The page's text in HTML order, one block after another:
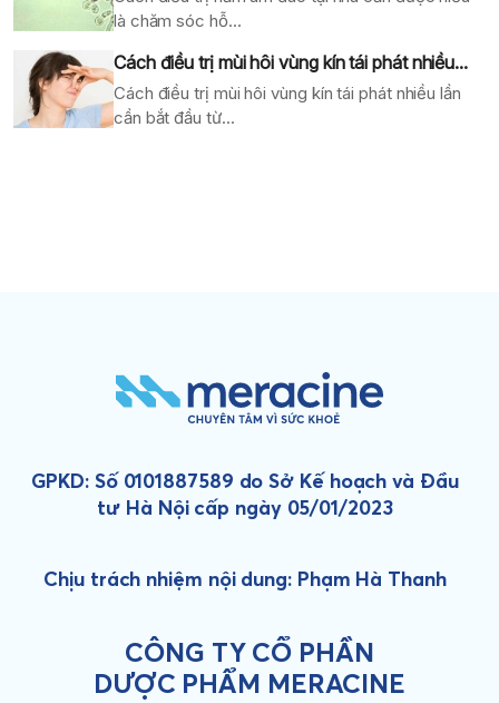
là chăm sóc hỗ...
Cách điều trị mùi hôi vùng kín tái phát nhiều...
Cách điều trị mùi hôi vùng kín tái phát nhiều lần
cần bắt đầu từ...
GPKD: Số 0101887589 do Sở Kế hoạch và Đầu
tư Hà Nội cấp ngày 05/01/2023
Chịu trách nhiệm nội dung: Phạm Hà Thanh
CÔNG TY CỔ PHẦN
DƯỢC PHẨM MERACINE